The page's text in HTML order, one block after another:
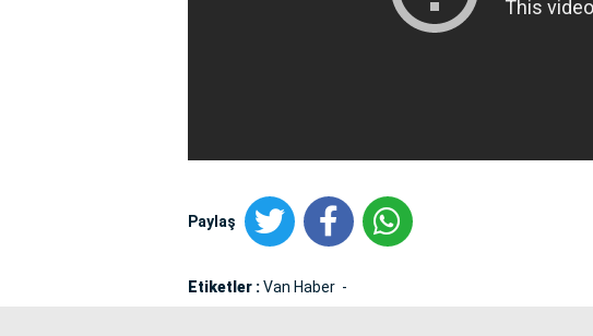
Paylaş
Etiketler :Van Haber